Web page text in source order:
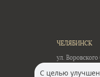
ЧЕЛЯБИНСК
ул. Воровского
С целью